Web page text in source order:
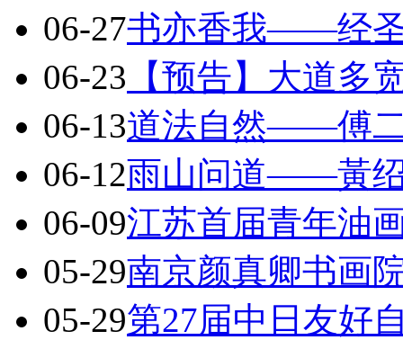
06-27书亦香我——经
06-23 【预告】大道
06-13道法自然——傅
06-12雨山问道——黃
06-09江苏首届青年油
05-29南京颜真卿书画
05-29第27届中日友好